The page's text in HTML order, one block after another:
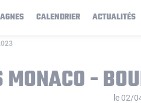
CALENDRIER ACTUALITÉS
MONACO -
le 02/